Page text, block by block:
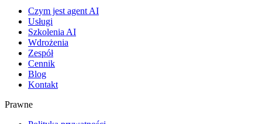
Czym jest agent AI
Usługi
Szkolenia AI
Wdrożenia
Zespół
Cennik
Blog
Kontakt
Prawne